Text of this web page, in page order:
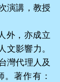
演講，教授
外，亦成立
影響力。
灣代理人及
著作有：